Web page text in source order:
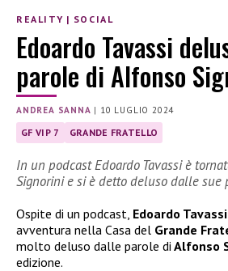
REALITY | SOCIAL
Edoardo Tavassi
parole di Alfonso
ANDREA SANNA | 10 LUGLIO 2024
GF VIP 7 GRANDE FRATELLO
In un podcast Edoardo Tavassi è
Signorini e si è detto deluso dalle sue
Ospite di un podcast, Edoardo Tavassi
avventura nella Casa del Grande
molto deluso dalle parole di Alfonso
edizione.